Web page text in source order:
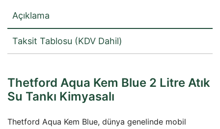
Açıklama
Taksit Tablosu (KDV Dahil)
Thetford Aqua Kem Blue 2 Litre Atık
Su Tankı Kimyasalı
Thetford Aqua Kem Blue, dünya genelinde mobil